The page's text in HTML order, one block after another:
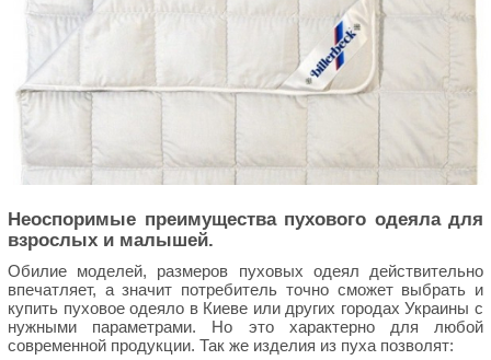
Неоспоримые преимущества пухового одеяла для
взрослых и малышей.
Обилие моделей, размеров пуховых одеял действительно
впечатляет, а значит потребитель точно сможет выбрать и
купить пуховое одеяло в Киеве или других городах Украины с
нужными параметрами. Но это характерно для любой
современной продукции. Так же изделия из пуха позволят: